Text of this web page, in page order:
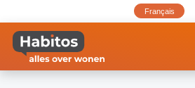
naar
inhoud
gaan
Français